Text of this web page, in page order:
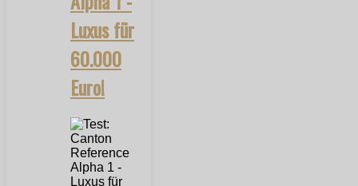
Luxus für
60.000
Euro!